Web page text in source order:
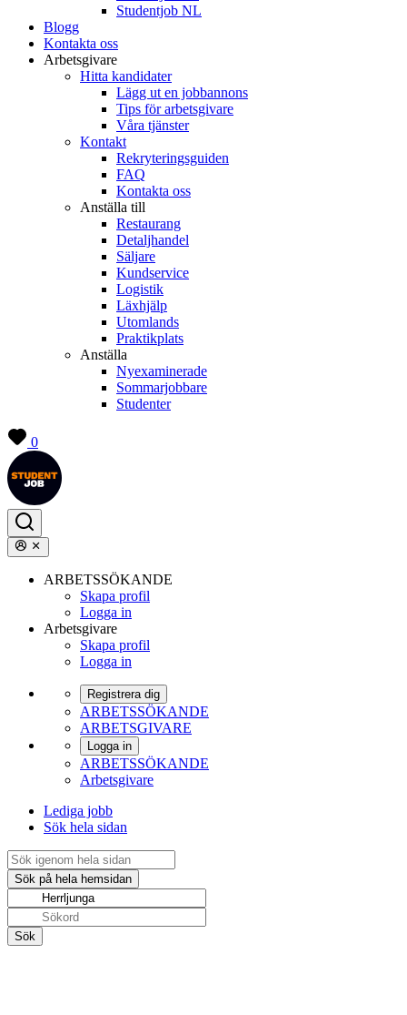
Studentjob NL
Blogg
Kontakta oss
Arbetsgivare
Hitta kandidater
Lägg ut en jobbannons
Tips för arbetsgivare
Våra tjänster
Kontakt
Rekryteringsguiden
FAQ
Kontakta oss
Anställa till
Restaurang
Detaljhandel
Säljare
Kundservice
Logistik
Läxhjälp
Utomlands
Praktikplats
Anställa
Nyexaminerade
Sommarjobbare
Studenter
0
ARBETSSÖKANDE
Skapa profil
Logga in
Arbetsgivare
Skapa profil
Logga in
Registrera dig
ARBETSSÖKANDE
ARBETSGIVARE
Logga in
ARBETSSÖKANDE
Arbetsgivare
Lediga jobb
Sök hela sidan